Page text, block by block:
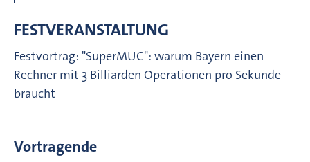
FESTVERANSTALTUNG
Festvortrag: "SuperMUC": warum Bayern einen
Rechner mit 3 Billiarden Operationen pro Sekunde
braucht
Vortragende